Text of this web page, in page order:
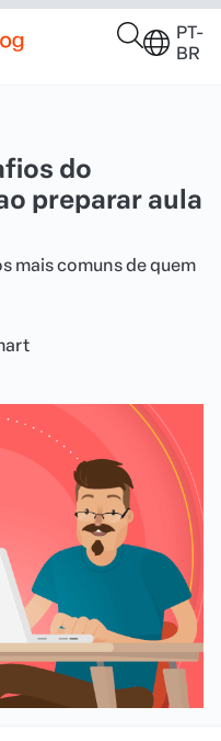
PT-
BR
do
preparar aula
mais comuns de quem